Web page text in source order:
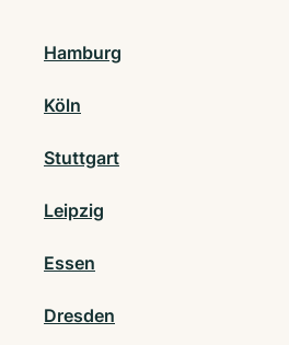
Hamburg
Köln
Stuttgart
Leipzig
Essen
Dresden